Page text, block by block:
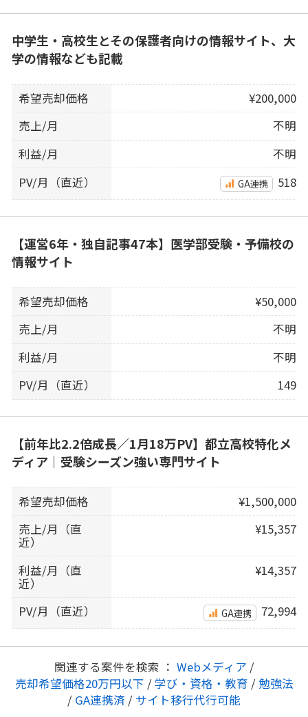
中学生・高校生とその保護者向けの情報サイト、大
学の情報なども記載
希望売却価格
¥200,000
売上/月
不明
利益/月
不明
PV/月（直近）
GA連携 518
【運営6年・独自記事47本】医学部受験・予備校の
情報サイト
希望売却価格
¥50,000
売上/月
不明
利益/月
不明
PV/月（直近）
149
【前年比2.2倍成長／1月18万PV】都立高校特化メ
ディア｜受験シーズン強い専門サイト
希望売却価格
¥1,500,000
売上/月（直
近）
¥15,357
利益/月（直
近）
¥14,357
PV/月（直近） GA連携 72,994
関連する案件を検索 ： Webメディア /
売却希望価格20万円以下 / 学び・資格・教育 / 勉強法
/ GA連携済 / サイト移行代行可能